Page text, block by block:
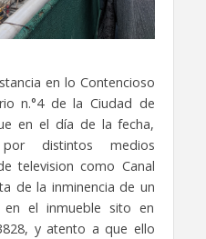
en lo Contencioso
n.°4 de la Ciudad de
en el día de la fecha,
distintos medios
television como Canal
de la inminencia de un
en el inmueble sito en
y atento a que ello